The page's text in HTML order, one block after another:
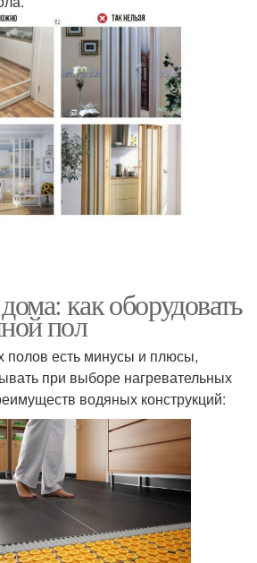
как оборудовать
пол
полов есть минусы и плюсы,
при выборе нагревательных
водяных конструкций: